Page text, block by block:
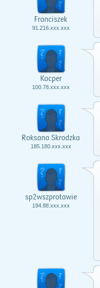
Franciszek
91.216.xxx.xxx
Kacper
100.78.xxx.xxx
Roksana Skrodzka
185.180.xxx.xxx
sp2wszprotawie
194.88.xxx.xxx